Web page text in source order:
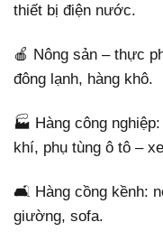
thiết bị điện nước.
🍎 Nông sản – thực
đông lạnh, hàng khô.
🏭 Hàng công
khí, phụ tùng ô tô –
🛋 Hàng cồng kềnh:
giường, sofa.